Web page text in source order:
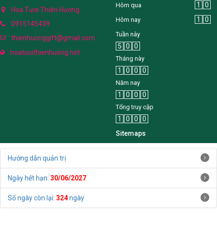
Hoa Tươi Thiên Hương
0915145439
thienhuonggift@gmail.com
hoatuoithienhuong.net
Hôm qua 1 0
Hôm nay 1 0
Tuần này
5 0 0
Tháng này
1 0 0 0
Năm nay
1 0 0 0
Tổng truy cập
1 0 0
0
Sitemaps
Hướng dẫn quản trị
Ngày hết hạn: 30/06/2027
Số ngày còn lại: 324ngày